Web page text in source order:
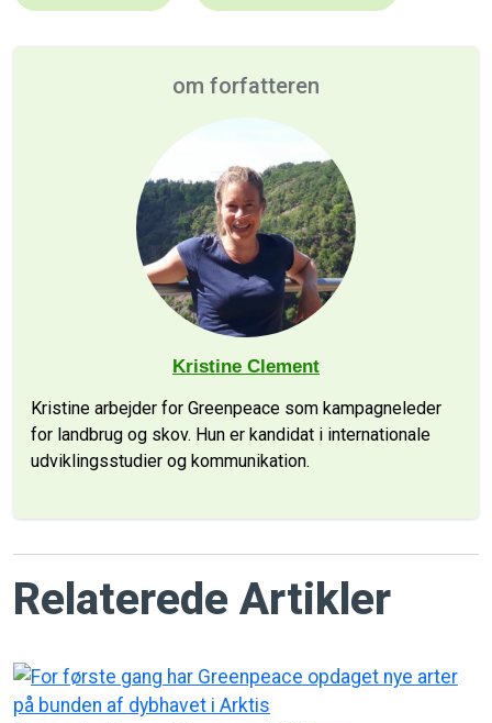
om forfatteren
Kristine Clement
Kristine arbejder for Greenpeace som kampagneleder
for landbrug og skov. Hun er kandidat i internationale
udviklingsstudier og kommunikation.
Relaterede Artikler